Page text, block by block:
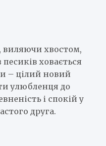
виляючи хвостом,
ховається
– цілий новий
улюбленця до
і спокій у
друга.